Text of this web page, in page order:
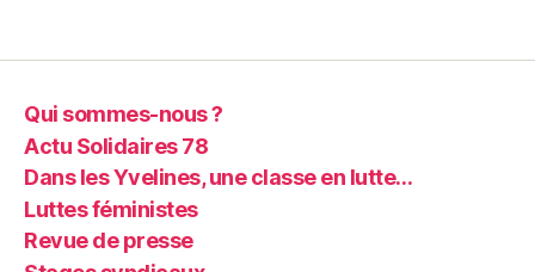
Qui sommes-nous ?
Actu Solidaires 78
Dans les Yvelines, une classe en lutte…
Luttes féministes
Revue de presse